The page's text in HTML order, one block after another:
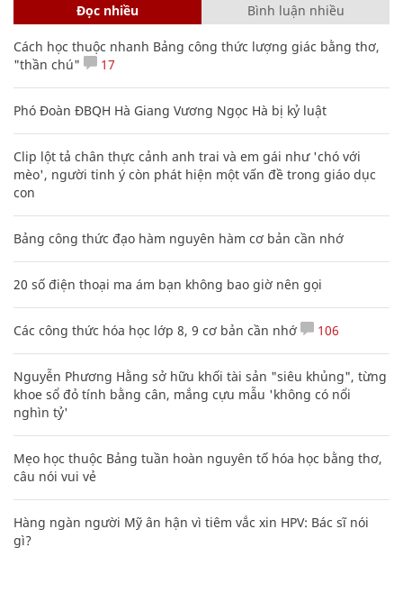
Đọc nhiều Bình luận nhiều
Cách học thuộc nhanh Bảng công thức lượng giác bằng thơ,
"thần chú"
17
Phó Đoàn ĐBQH Hà Giang Vương Ngọc Hà bị kỷ luật
Clip lột tả chân thực cảnh anh trai và em gái như 'chó với
mèo', người tinh ý còn phát hiện một vấn đề trong giáo dục
con
Bảng công thức đạo hàm nguyên hàm cơ bản cần nhớ
20 số điện thoại ma ám bạn không bao giờ nên gọi
Các công thức hóa học lớp 8, 9 cơ bản cần nhớ 106
Nguyễn Phương Hằng sở hữu khối tài sản "siêu khủng", từng
khoe sổ đỏ tính bằng cân, mắng cựu mẫu 'không có nổi
nghìn tỷ'
Mẹo học thuộc Bảng tuần hoàn nguyên tố hóa học bằng thơ,
câu nói vui vẻ
Hàng ngàn người Mỹ ân hận vì tiêm vắc xin HPV: Bác sĩ nói
gì?